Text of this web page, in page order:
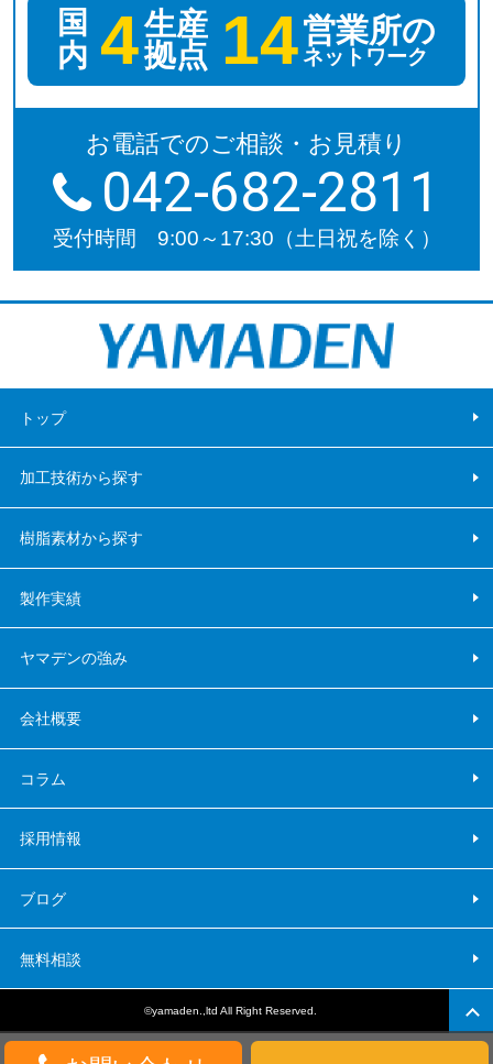
国
内 4生産
拠点 14営業所の
ネットワーク
お電話でのご相談・お見積り
042-682-2811
受付時間 9:00～17:30（土日祝を除く）
トップ
加工技術から探す
樹脂素材から探す
製作実績
ヤマデンの強み
会社概要
コラム
採用情報
ブログ
無料相談
©yamaden.,ltd All Right Reserved.